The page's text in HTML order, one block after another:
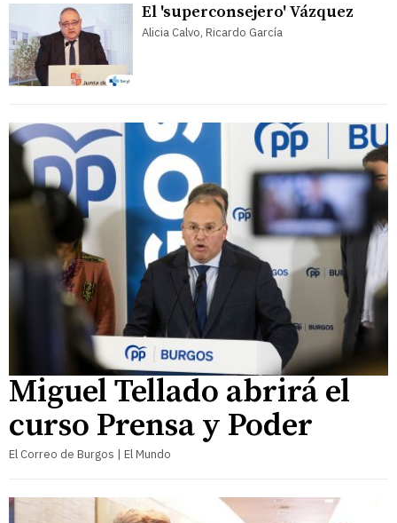
El 'superconsejero' Vázquez
Alicia Calvo, Ricardo García
Miguel Tellado abrirá el
curso Prensa y Poder
El Correo de Burgos | El Mundo